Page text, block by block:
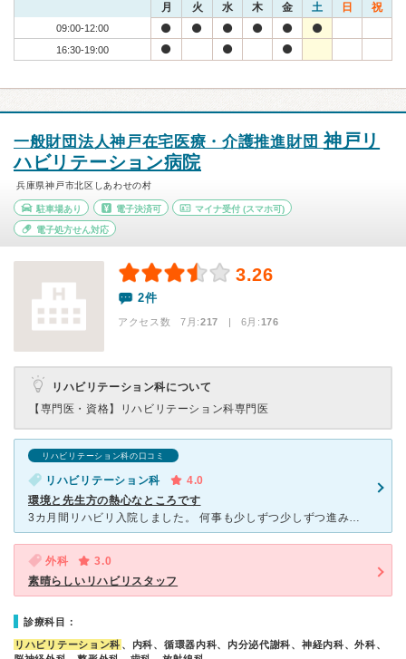
月 火 水 木 金 土 日 祝
09:00-12:00
16:30-19:00
一般財団法人神戸在宅医療・介護推進財団神戸リ
ハビリテーション病院
兵庫県神戸市北区しあわせの村
駐車場あり 電子決済可 マイナ受付 (スマホ可)
電子処方せん対応
3.26
2件
アクセス数 7月:217 | 6月:176
リハビリテーション科について
【専門医・資格】
リハビリテーション科専門医
リハビリテーション科の口コミ
リハビリテーション科
4.0
環境と先生方の熱心なところです
3カ月間リハビリ入院しました。 何事も少しずつ少しずつ進みますが!? それがリハビリには適しているみたいです。患者は解らないからトラブルになりましたが、後から考えるとありがたかったですね？朝早くか
外科
3.0
素晴らしいリハビリスタッフ
診療科目：
リハビリテーション科 、内科、循環器内科、内分泌代謝科、神経内科、外科、